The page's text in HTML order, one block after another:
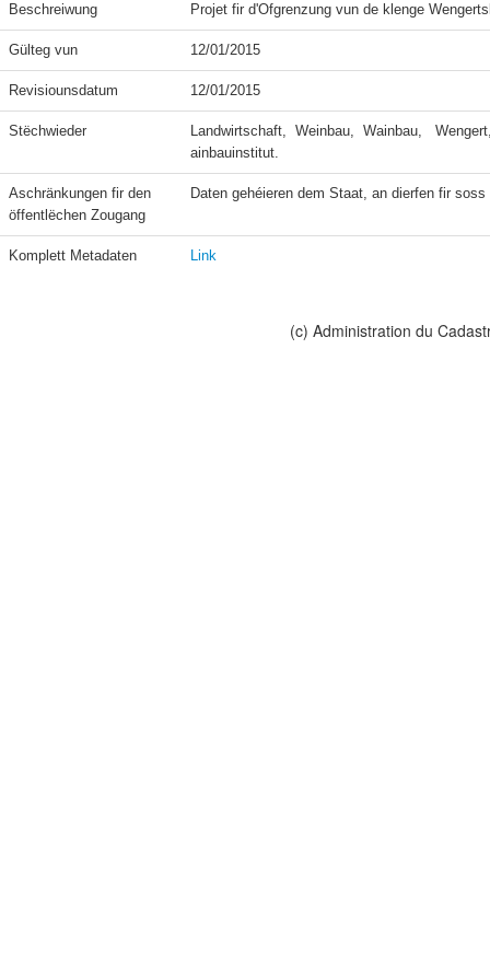
Beschreiwung Projet fir d'Ofgrenzung vun de klenge
Gülteg vun 12/01/2015
Revisiounsdatum 12/01/2015
Stëchwieder
Landwirtschaft,  Weinbau,  Wainbau,
ainbauinstitut.
Aschränkungen fir den
öffentlëchen Zougang
Daten gehéieren dem Staat, an dierfen fir
Komplett Metadaten Link
(c) Administration du